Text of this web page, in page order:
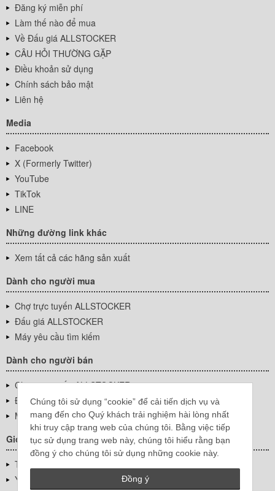
Chúng tôi sử dụng “cookie” để cải tiến dịch vụ và
mang đến cho Quý khách trải nghiệm hài lòng nhất
khi truy cập trang web của chúng tôi. Bằng việc tiếp
tục sử dụng trang web này, chúng tôi hiểu rằng bạn
đồng ý cho chúng tôi sử dụng những cookie này.
Đồng ý
Đăng ký miễn phí
Làm thế nào để mua
Về Đấu giá ALLSTOCKER
CÂU HỎI THƯỜNG GẶP
Điều khoản sử dụng
Chính sách bảo mật
Liên hệ
Media
Facebook
X (Formerly Twitter)
YouTube
TikTok
LINE
Những đường link khác
Xem tất cả các hãng sản xuất
Dành cho người mua
Chợ trực tuyến ALLSTOCKER
Đấu giá ALLSTOCKER
Máy yêu cầu tìm kiếm
Dành cho người bán
Chợ trực tuyến ALLSTOCKER
Đấu giá ALLSTOCKER
Máy yêu cầu tìm kiếm
Giới thiệu công ty
Thông tin về doanh nghiệp
YUTAKA Inc.